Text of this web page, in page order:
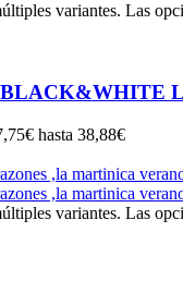
variantes. Las
hasta 38,88€
variantes. Las